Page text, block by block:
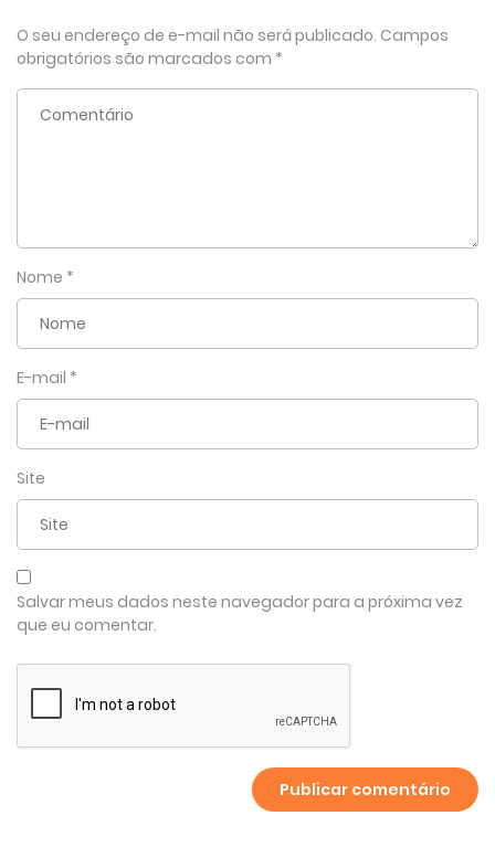
O seu endereço de e-mail não será publicado. Campos
obrigatórios são marcados com *
Nome *
E-mail *
Site
Salvar meus dados neste navegador para a próxima vez
que eu comentar.